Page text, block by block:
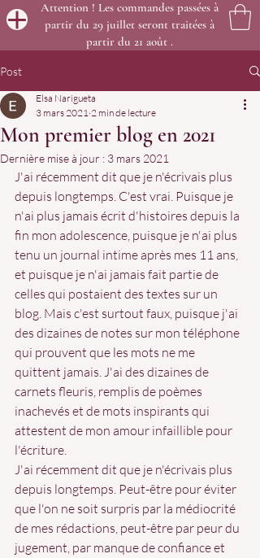
Attention ! Les commandes passées à
partir du 29 juillet seront traitées à
partir du 21 août .
Post
Mon premier blog en 2021
Elsa Narigueta
3 mars 2021 2 min de lecture
Dernière mise à jour : 3 mars 2021
J'ai récemment dit que je n'écrivais plus
depuis longtemps. C'est vrai. Puisque je
n'ai plus jamais écrit d'histoires depuis la
fin mon adolescence, puisque je n'ai plus
tenu un journal intime après mes 11 ans,
et puisque je n'ai jamais fait partie de
celles qui postaient des textes sur un
blog. Mais c'est surtout faux, puisque j'ai
des dizaines de notes sur mon téléphone
qui prouvent que les mots ne me
quittent jamais. J'ai des dizaines de
carnets fleuris, remplis de poèmes
inachevés et de mots inspirants qui
attestent de mon amour infaillible pour
l'écriture.
J'ai récemment dit que je n'écrivais plus
depuis longtemps. Peut-être pour éviter
que l'on ne soit surpris par la médiocrité
de mes rédactions, peut-être par peur du
jugement, par manque de confiance et